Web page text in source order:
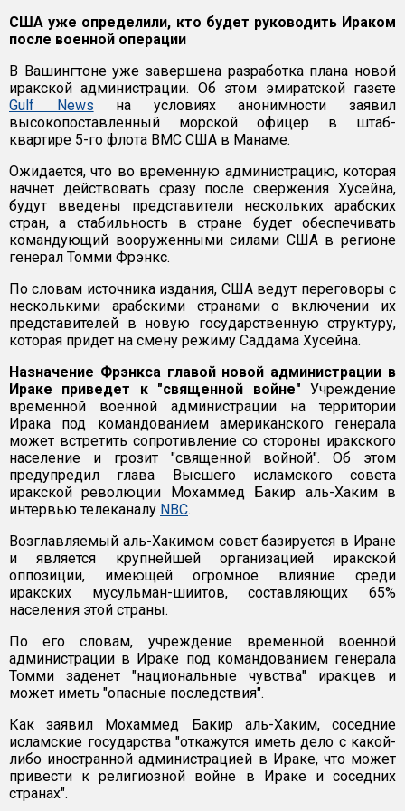
США уже определили, кто будет руководить Ираком
после военной операции
В Вашингтоне уже завершена разработка плана новой
иракской администрации. Об этом эмиратской газете
Gulf News на условиях анонимности заявил
высокопоставленный морской офицер в штаб-
квартире 5-го флота ВМС США в Манаме.
Ожидается, что во временную администрацию, которая
начнет действовать сразу после свержения Хусейна,
будут введены представители нескольких арабских
стран, а стабильность в стране будет обеспечивать
командующий вооруженными силами США в регионе
генерал Томми Фрэнкс.
По словам источника издания, США ведут переговоры с
несколькими арабскими странами о включении их
представителей в новую государственную структуру,
которая придет на смену режиму Саддама Хусейна.
Назначение Фрэнкса главой новой администрации в
Ираке приведет к "священной войне" Учреждение
временной военной администрации на территории
Ирака под командованием американского генерала
может встретить сопротивление со стороны иракского
население и грозит "священной войной". Об этом
предупредил глава Высшего исламского совета
иракской революции Мохаммед Бакир аль-Хаким в
интервью телеканалу NBC.
Возглавляемый аль-Хакимом совет базируется в Иране
и является крупнейшей организацией иракской
оппозиции, имеющей огромное влияние среди
иракских мусульман-шиитов, составляющих 65%
населения этой страны.
По его словам, учреждение временной военной
администрации в Ираке под командованием генерала
Томми заденет "национальные чувства" иракцев и
может иметь "опасные последствия".
Как заявил Мохаммед Бакир аль-Хаким, соседние
исламские государства "откажутся иметь дело с какой-
либо иностранной администрацией в Ираке, что может
привести к религиозной войне в Ираке и соседних
странах".